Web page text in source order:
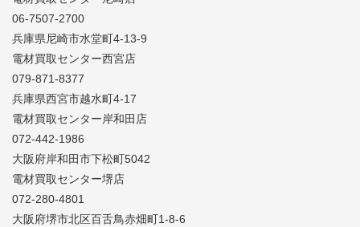
06-7507-2700
兵庫県尼崎市水堂町4-13-9
電材買取センター西宮店
079-871-8377
兵庫県西宮市越水町4-17
電材買取センター岸和田店
072-442-1986
大阪府岸和田市下松町5042
電材買取センター堺店
072-280-4801
大阪府堺市北区百舌鳥赤畑町1-8-6